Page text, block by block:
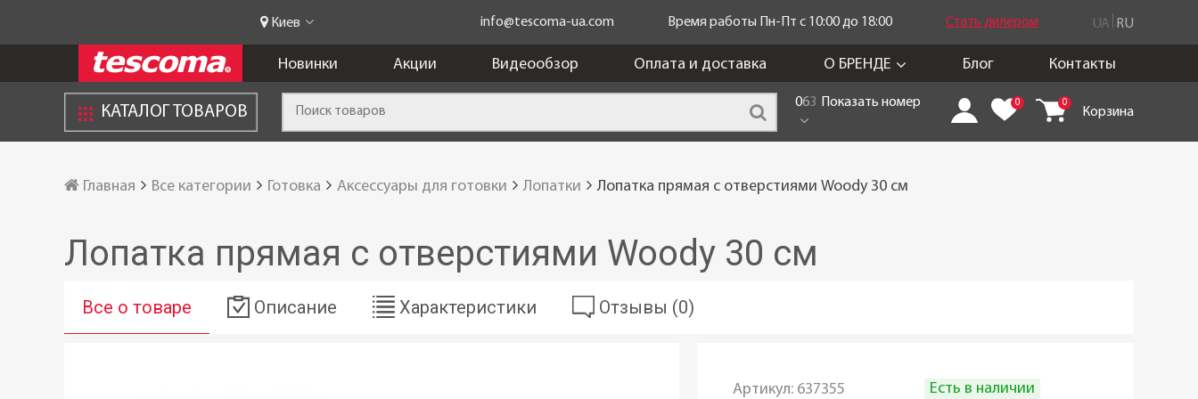
Киев info@tescoma-ua.com Время работы Пн-Пт c 10:00 до 18:00 Стать дилером UA RU
Новинки Акции Видеообзор Оплата и доставка О БРЕНДЕ Блог Контакты
КАТАЛОГ ТОВАРОВ
063 Показать номер 0 0
Корзина
Главная Все категории Готовка Аксессуары для готовки Лопатки Лопатка прямая с отверстиями Woody 30 см
Лопатка прямая с отверстиями Woody 30 см
Все о товаре Описание Характеристики Отзывы (0)
Артикул: 637355 Есть в наличии